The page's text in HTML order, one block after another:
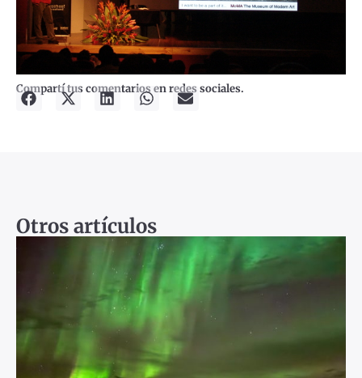
Compartí tus comentarios en redes sociales.
Otros artículos